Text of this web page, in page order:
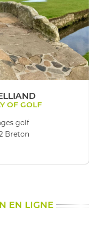
OF GOLF
golf
Breton
EN LIGNE